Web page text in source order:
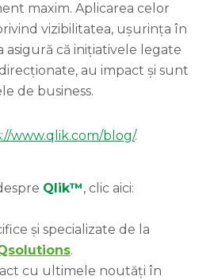
maxim. Aplicarea celor
vizibilitatea, ușurința în
asigură că inițiativele legate
au impact și sunt
de business.
www.qlik.com/blog/.
Qlik™, clic aici:
și specializate de la
.
cu ultimele noutăți în